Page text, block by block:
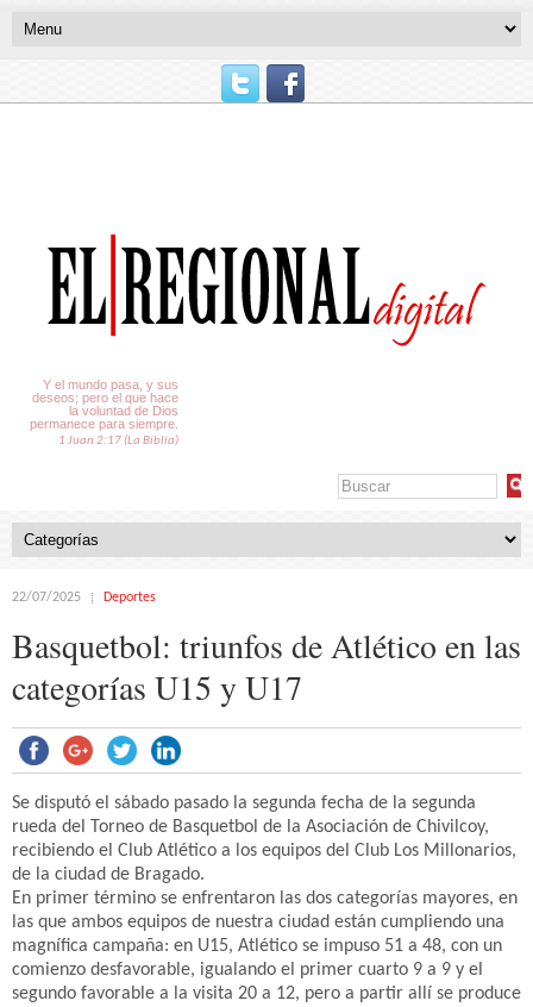
Y el mundo pasa, y sus
deseos; pero el que hace
la voluntad de Dios
permanece para siempre.
1 Juan 2:17 (La Biblia)
22/07/2025 Deportes
Basquetbol: triunfos de Atlético en las
categorías U15 y U17
Se disputó el sábado pasado la segunda fecha de la segunda
rueda del Torneo de Basquetbol de la Asociación de Chivilcoy,
recibiendo el Club Atlético a los equipos del Club Los Millonarios,
de la ciudad de Bragado.
En primer término se enfrentaron las dos categorías mayores, en
las que ambos equipos de nuestra ciudad están cumpliendo una
magnífica campaña: en U15, Atlético se impuso 51 a 48, con un
comienzo desfavorable, igualando el primer cuarto 9 a 9 y el
segundo favorable a la visita 20 a 12, pero a partir allí se produce